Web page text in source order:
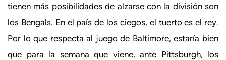
tienen más posibilidades de alzarse con la división son
los Bengals. En el país de los ciegos, el tuerto es el rey.
Por lo que respecta al juego de Baltimore, estaría bien
que para la semana que viene, ante Pittsburgh, los